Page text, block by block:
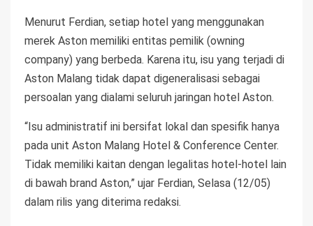
Menurut Ferdian, setiap hotel yang menggunakan
merek Aston memiliki entitas pemilik (owning
company) yang berbeda. Karena itu, isu yang terjadi di
Aston Malang tidak dapat digeneralisasi sebagai
persoalan yang dialami seluruh jaringan hotel Aston.
“Isu administratif ini bersifat lokal dan spesifik hanya
pada unit Aston Malang Hotel & Conference Center.
Tidak memiliki kaitan dengan legalitas hotel-hotel lain
di bawah brand Aston,” ujar Ferdian, Selasa (12/05)
dalam rilis yang diterima redaksi.